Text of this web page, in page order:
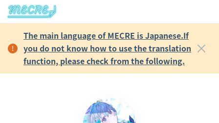
The main language of MECRE is Japanese.If
you do not know how to use the translation
function, please check from the following.